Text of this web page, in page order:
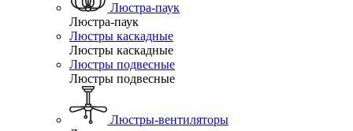
Люстра-паук
Люстра-паук
Люстры каскадные
Люстры каскадные
Люстры подвесные
Люстры подвесные
Люстры-вентиляторы